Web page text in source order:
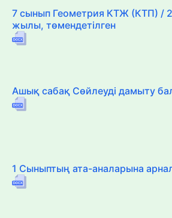
7 сынып Геометрия КТЖ (КТП) /
жылы, төмендетілген
Ашық сабақ Сөйлеуді дамыту
1 Сыныптың ата-аналарына